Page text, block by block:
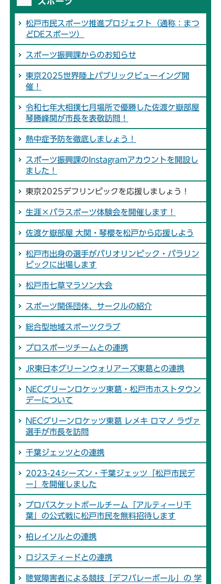
松戸市民スポーツ推進プロジェクト（通称：まつ
どDEスポーツ）
スポーツ振興課からのお知らせ
東京2025世界陸上パブリックビューイング開
催！
令和七年大相撲七月場所で優勝した佐渡ケ嶽部屋
琴勝峰関が市長を表敬訪問！
熱中症予防を徹底しましょう！
スポーツ振興課のInstagramアカウントを開設し
ました！
東京2025デフリンピックを応援しましょう！
生涯×パラスポーツ体験会を開催します！
佐渡ケ嶽部屋 大関・琴櫻を松戸から応援しよう
松戸市出身の選手がパリオリンピック・パラリン
ピックに出場します
松戸市七草マラソン大会
スポーツ関係団体、サークルの紹介
総合型地域スポーツクラブ
プロスポーツチームとの連携
JR東日本グリーンウォリアーズ東葛との連携
NECグリーンロケッツ東葛・松戸市ホストタウン
デーについて
NECグリーンロケッツ東葛 レメキ ロマノ ラヴァ
選手が市長を訪問
千葉ジェッツとの連携
2023-24シーズン・千葉ジェッツ「松戸市民デ
ー」を開催しました
プロバスケットボールチーム「アルティーリ千
葉」の公式戦に松戸市民を無料招待します
柏レイソルとの連携
ロジスティードとの連携
聴覚障害者による競技「デフバレーボール」の 学